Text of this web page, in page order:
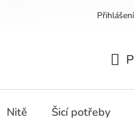
Přihlášení
Nitě Šicí potřeby